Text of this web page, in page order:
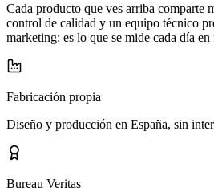
Cada producto que ves arriba comparte
control de calidad y un equipo técnico
marketing: es lo que se mide cada día en
Fabricación propia
Diseño y producción en España, sin
Bureau Veritas